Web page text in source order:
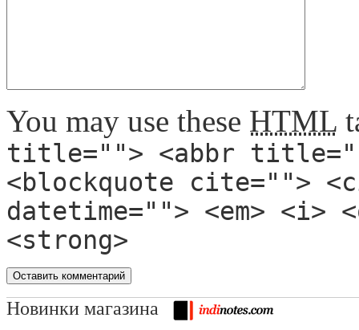
You may use these HTML
title=""> <abbr
<blockquote cite="">
datetime=""> <em>
<strong>